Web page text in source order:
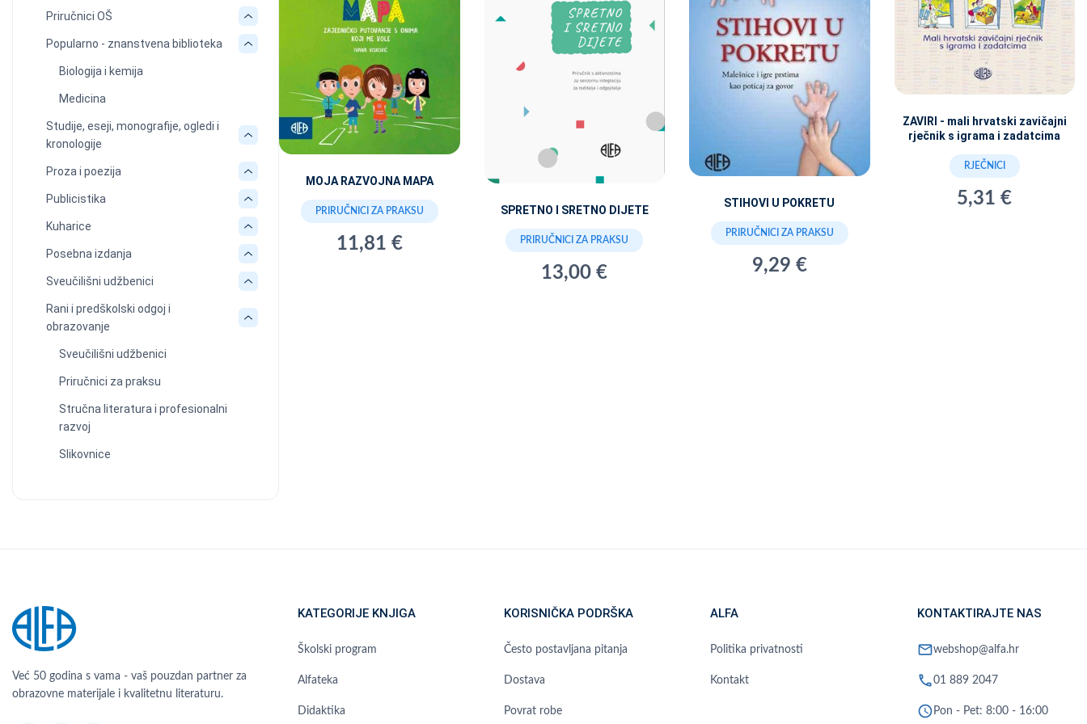
Priručnici OŠ
Popularno - znanstvena biblioteka
Biologija i kemija
Medicina
Studije, eseji, monografije, ogledi i
kronologije
Proza i poezija
Publicistika
Kuharice
Posebna izdanja
Sveučilišni udžbenici
Rani i predškolski odgoj i
obrazovanje
Sveučilišni udžbenici
Priručnici za praksu
Stručna literatura i profesionalni
razvoj
Slikovnice
MOJA RAZVOJNA MAPA
PRIRUČNICI ZA PRAKSU
11,81 €
SPRETNO I SRETNO DIJETE
PRIRUČNICI ZA PRAKSU
13,00 €
STIHOVI U POKRETU
PRIRUČNICI ZA PRAKSU
9,29 €
ZAVIRI - mali hrvatski zavičajni
rječnik s igrama i zadatcima
RJEČNICI
5,31 €
Već 50 godina s vama - vaš pouzdan partner za
obrazovne materijale i kvalitetnu literaturu.
KATEGORIJE KNJIGA
Školski program
Alfateka
Didaktika
KORISNIČKA PODRŠKA
Često postavljana pitanja
Dostava
Povrat robe
ALFA
Politika privatnosti
Kontakt
KONTAKTIRAJTE NAS
mailwebshop@alfa.hr
phone01 889 2047
schedule Pon - Pet: 8:00 - 16:00